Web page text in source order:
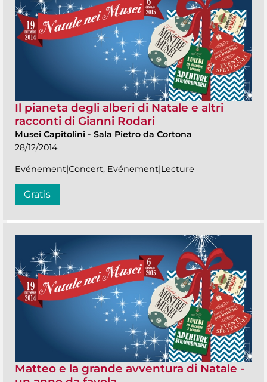
Il pianeta degli alberi di Natale e altri
racconti di Gianni Rodari
Musei Capitolini - Sala Pietro da Cortona
28/12/2014
Evénement|Concert, Evénement|Lecture
Gratis
Matteo e la grande avventura di Natale -